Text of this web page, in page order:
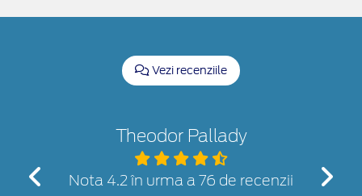
Vezi recenziile
Theodor Pallady
Nota 4.2 în urma a 76 de recenzii